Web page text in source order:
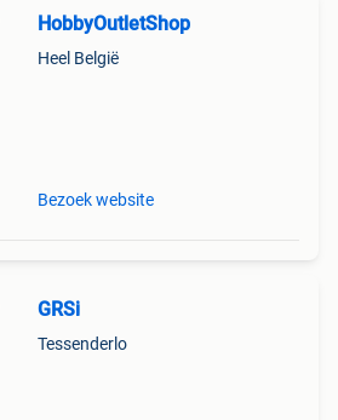
HobbyOutletShop
Heel België
Bezoek website
GRSi
Tessenderlo